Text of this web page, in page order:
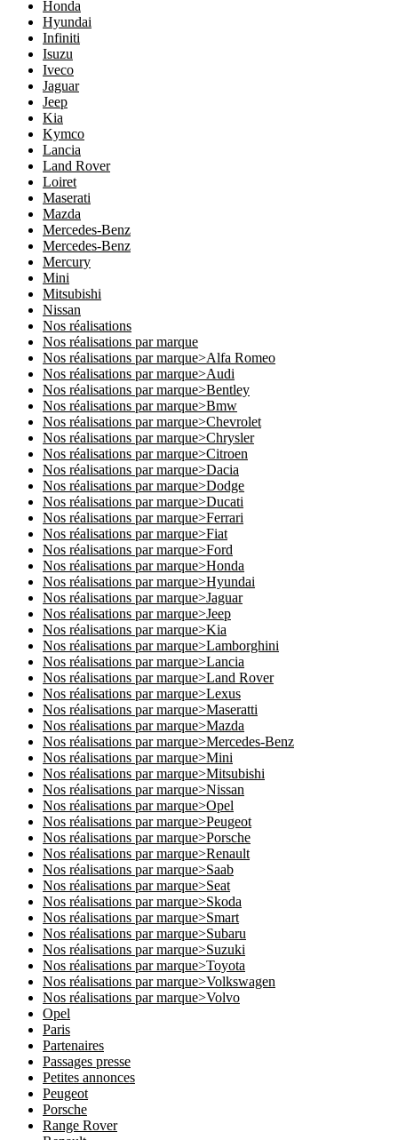
Honda
Hyundai
Infiniti
Isuzu
Iveco
Jaguar
Jeep
Kia
Kymco
Lancia
Land Rover
Loiret
Maserati
Mazda
Mercedes-Benz
Mercedes-Benz
Mercury
Mini
Mitsubishi
Nissan
Nos réalisations
Nos réalisations par marque
Nos réalisations par marque>Alfa Romeo
Nos réalisations par marque>Audi
Nos réalisations par marque>Bentley
Nos réalisations par marque>Bmw
Nos réalisations par marque>Chevrolet
Nos réalisations par marque>Chrysler
Nos réalisations par marque>Citroen
Nos réalisations par marque>Dacia
Nos réalisations par marque>Dodge
Nos réalisations par marque>Ducati
Nos réalisations par marque>Ferrari
Nos réalisations par marque>Fiat
Nos réalisations par marque>Ford
Nos réalisations par marque>Honda
Nos réalisations par marque>Hyundai
Nos réalisations par marque>Jaguar
Nos réalisations par marque>Jeep
Nos réalisations par marque>Kia
Nos réalisations par marque>Lamborghini
Nos réalisations par marque>Lancia
Nos réalisations par marque>Land Rover
Nos réalisations par marque>Lexus
Nos réalisations par marque>Maseratti
Nos réalisations par marque>Mazda
Nos réalisations par marque>Mercedes-Benz
Nos réalisations par marque>Mini
Nos réalisations par marque>Mitsubishi
Nos réalisations par marque>Nissan
Nos réalisations par marque>Opel
Nos réalisations par marque>Peugeot
Nos réalisations par marque>Porsche
Nos réalisations par marque>Renault
Nos réalisations par marque>Saab
Nos réalisations par marque>Seat
Nos réalisations par marque>Skoda
Nos réalisations par marque>Smart
Nos réalisations par marque>Subaru
Nos réalisations par marque>Suzuki
Nos réalisations par marque>Toyota
Nos réalisations par marque>Volkswagen
Nos réalisations par marque>Volvo
Opel
Paris
Partenaires
Passages presse
Petites annonces
Peugeot
Porsche
Range Rover